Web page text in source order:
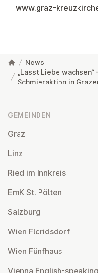
www.graz-
News
„Lasst Liebe
Schmieraktion in
GEMEINDEN
Graz
Linz
Ried im Innkreis
EmK St. Pölten
Salzburg
Wien Flo­rids­dorf
Wien Fünfhaus
Vienna English-speaking